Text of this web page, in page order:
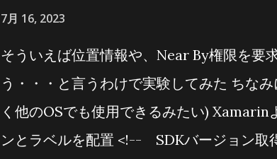
量産型モビルスーツ、デミトレーナーで
のページ えるいーだー関連 えるいーだ
ら、小物の購入先、便利な使い方などを
リンクタグ作成] BOOTHでの販売 ワンフ
7月 16, 2023
そういえば位置情報や、Near By権限を要
う・・・と言うわけで実験してみた ちな
く他のOSでも使用できるみたい) Xamarin
ンとラベルを配置 <!-- SDKバージョン